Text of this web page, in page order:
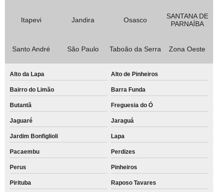
Itapevi Jandira Osasco
SANTANA DE
PARNAÍBA
Santo André São Paulo Taboão da Serra Zona Oeste
Alto da Lapa Alto de Pinheiros
Bairro do Limão Barra Funda
Butantã Freguesia do Ó
Jaguaré Jaraguá
Jardim Bonfiglioli Lapa
Pacaembu Perdizes
Perus Pinheiros
Pirituba Raposo Tavares